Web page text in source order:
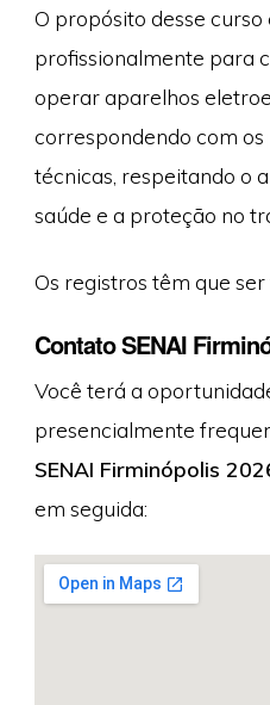
O propósito desse
profissionalmente para
operar aparelhos
correspondendo com
técnicas, respeitando o
saúde e a proteção no
Os registros têm que
Contato SENAI
Você terá a
presencialmente
SENAI Firminópolis
em seguida: